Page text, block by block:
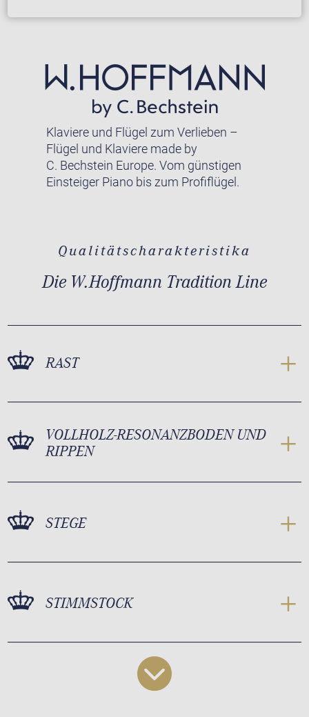
Klaviere und Flügel zum Verlieben –
Flügel und Klaviere made by
C. Bechstein Europe. Vom günstigen
Einsteiger Piano bis zum Profiflügel.
Qualitätscharakteristika
Die W.Hoffmann Tradition Line
RAST
VOLLHOLZ-RESONANZBODEN UND
RIPPEN
STEGE
STIMMSTOCK